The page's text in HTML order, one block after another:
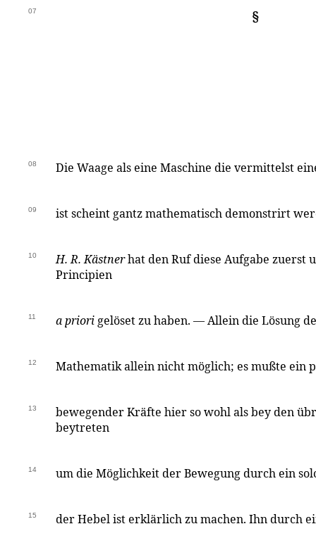
07 §
08 Die Waage als eine Maschine die vermittelst
09 ist scheint gantz mathematisch demonstrirt
10 H. R. Kästnerhat den Ruf diese Aufgabe zuerst
Principien
11 a priori gelöset zu haben. — Allein die Lösung
12 Mathematik allein nicht möglich; es mußte ein
13
bewegender Kräfte hier so wohl als bey den
beytreten
14 um die Möglichkeit der Bewegung durch ein
15 der Hebel ist erklärlich zu machen. Ihn durch